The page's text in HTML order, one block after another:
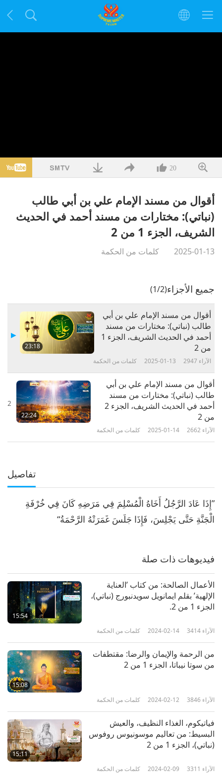
20
أقوال من مسند الإمام علي بن أبي طالب
(نباتي): مختارات من مسند أحمد في الحديث
الشريف، الجزء 1 من 2
2025-01-13 كلمات من الحكمة
جميع الأجزاء(1/2)
23:18
أقوال من مسند الإمام علي بن أبي
طالب (نباتي): مختارات من مسند
أحمد في الحديث الشريف، الجزء 1
من 2
كلمات من الحكمة 2025-01-13 2947 الآراء
2
22:24
أقوال من مسند الإمام علي بن أبي
طالب (نباتي): مختارات من مسند
أحمد في الحديث الشريف، الجزء 2
من 2
كلمات من الحكمة 2025-01-14 2662 الآراء
تفاصيل
”إِذَا عَادَ الرَّجُلُ أَخَاهُ الْمُسْلِمَ فِي مَرَضِهِ كَانَ فِي خُرْفَةِ
الْجَنَّةِ حَتَّى يَجْلِسَ، فَإِذَا جَلَسَ غَمَرَتْهُ الرَّحْمَةُ“
فيديوهات ذات صلة
15:54
الأعمال الصالحة: من كتاب ’العناية
الإلهية’ بقلم ايمانويل سويدنبورج (نباتي)،
الجزء 1 من 2.
كلمات من الحكمة 2024-02-14 3414 الآراء
15:08
من الرحمة والإيمان والرضا: مقتطفات
من سوتا نيباتا، الجزء 1 من 2
كلمات من الحكمة 2024-02-12 3846 الآراء
15:11
فياتيكوم، الغذاء النظيف، والعيش
البسيط: من تعاليم موسونيوس روفوس
(نباتي)، الجزء 1 من 2
كلمات من الحكمة 2024-02-09 3311 الآراء